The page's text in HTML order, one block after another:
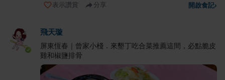
表示讚賞 分享 開啟食記›
飛天璇
屏東恆春｜曾家小棧．來墾丁吃合菜推薦這間，必點脆皮
雞和椒鹽排骨